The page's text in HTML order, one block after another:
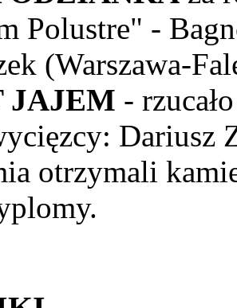
Polustre" -
(Warszawa-
JAJEM -
Dariusz
otrzymali